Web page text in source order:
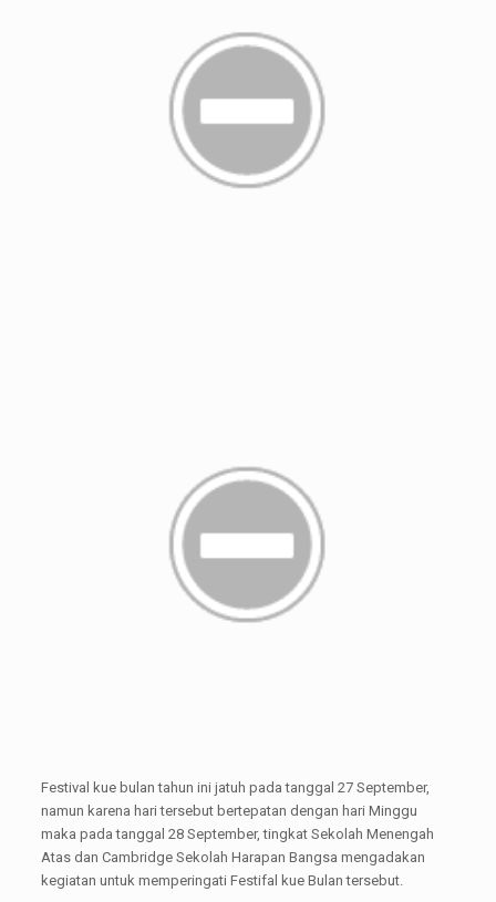
Festival kue bulan tahun ini jatuh pada tanggal 27 September,
namun karena hari tersebut bertepatan dengan hari Minggu
maka pada tanggal 28 September, tingkat Sekolah Menengah
Atas dan Cambridge Sekolah Harapan Bangsa mengadakan
kegiatan untuk memperingati Festifal kue Bulan tersebut.